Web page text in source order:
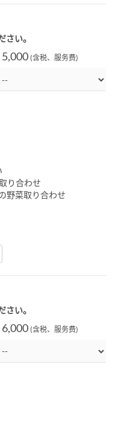
い。
5,000 (含税、服务费)
り合わせ
野菜取り合わせ
い。
6,000 (含税、服务费)